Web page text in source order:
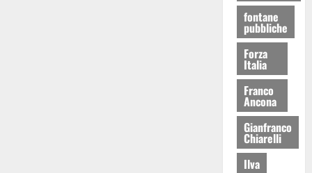
fontane
pubbliche
Forza
Italia
Franco
Ancona
Gianfranco
Chiarelli
Ilva